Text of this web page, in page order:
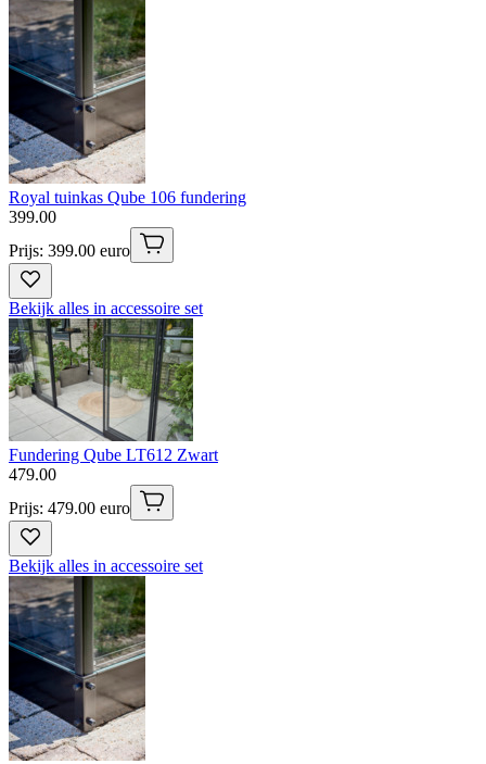
Royal tuinkas Qube 106 fundering
399.00
Prijs: 399.00 euro
Bekijk alles in accessoire set
Fundering Qube LT612 Zwart
479.00
Prijs: 479.00 euro
Bekijk alles in accessoire set